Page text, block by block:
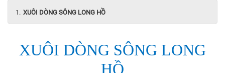
XUÔI DÒNG SÔNG LONG HỒ
XUÔI DÒNG SÔNG LONG
HỒ